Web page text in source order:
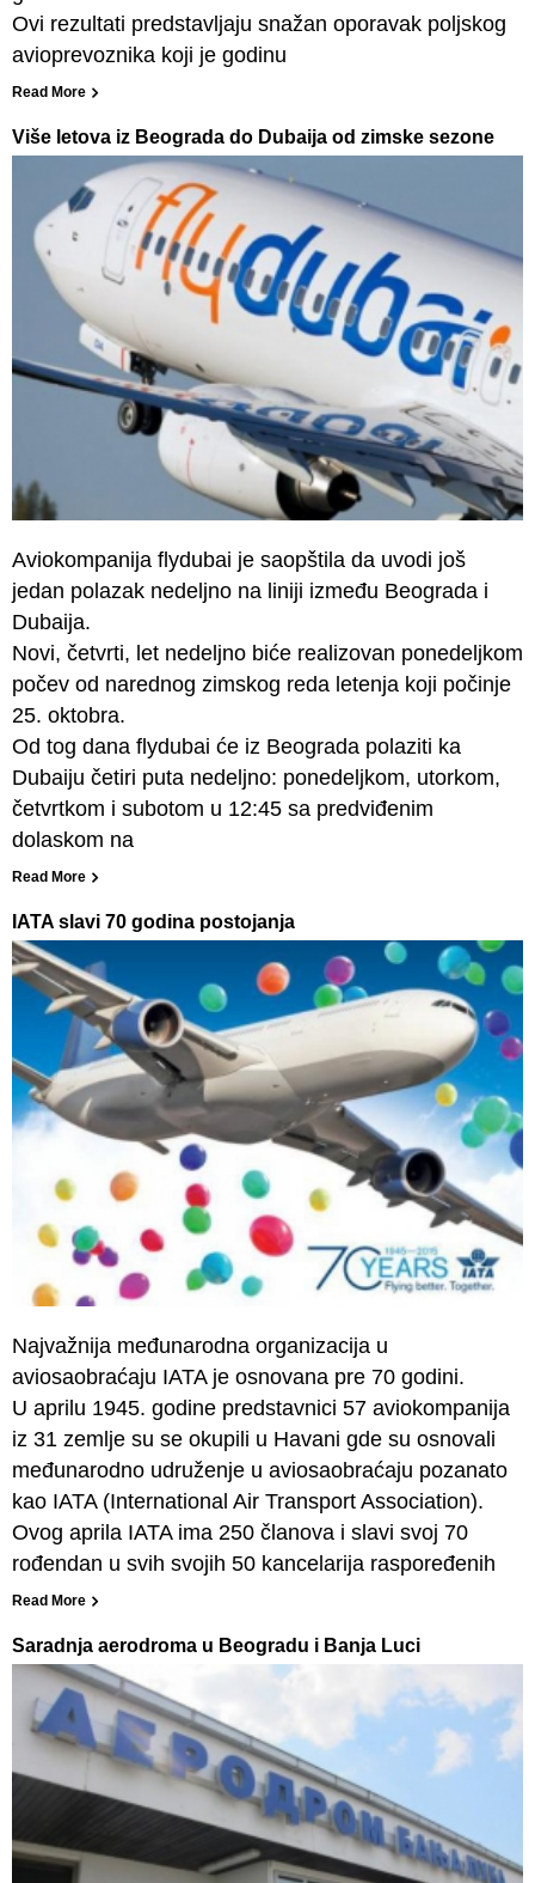
Ovi rezultati predstavljaju snažan oporavak poljskog
avioprevoznika koji je godinu
Read More
Više letova iz Beograda do Dubaija od zimske sezone
Aviokompanija flydubai je saopštila da uvodi još
jedan polazak nedeljno na liniji između Beograda i
Dubaija.
Novi, četvrti, let nedeljno biće realizovan ponedeljkom
počev od narednog zimskog reda letenja koji počinje
25. oktobra.
Od tog dana flydubai će iz Beograda polaziti ka
Dubaiju četiri puta nedeljno: ponedeljkom, utorkom,
četvrtkom i subotom u 12:45 sa predviđenim
dolaskom na
Read More
IATA slavi 70 godina postojanja
Najvažnija međunarodna organizacija u
aviosaobraćaju IATA je osnovana pre 70 godini.
U aprilu 1945. godine predstavnici 57 aviokompanija
iz 31 zemlje su se okupili u Havani gde su osnovali
međunarodno udruženje u aviosaobraćaju pozanato
kao IATA (International Air Transport Association).
Ovog aprila IATA ima 250 članova i slavi svoj 70
rođendan u svih svojih 50 kancelarija raspoređenih
Read More
Saradnja aerodroma u Beogradu i Banja Luci